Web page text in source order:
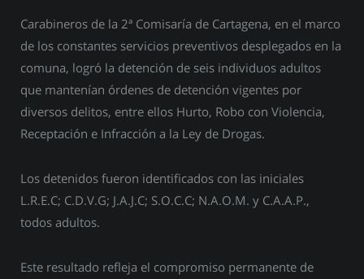
Carabineros de la 2ª Comisaría de Cartagena, en el marco
de los constantes servicios preventivos desplegados en la
comuna, logró la detención de seis individuos adultos
que mantenían órdenes de detención vigentes por
diversos delitos, entre ellos Hurto, Robo con Violencia,
Receptación e Infracción a la Ley de Drogas.
Los detenidos fueron identificados con las iniciales
L.R.E.C; C.D.V.G; J.A.J.C; S.O.C.C; N.A.O.M. y C.A.A.P.,
todos adultos.
Este resultado refleja el compromiso permanente de